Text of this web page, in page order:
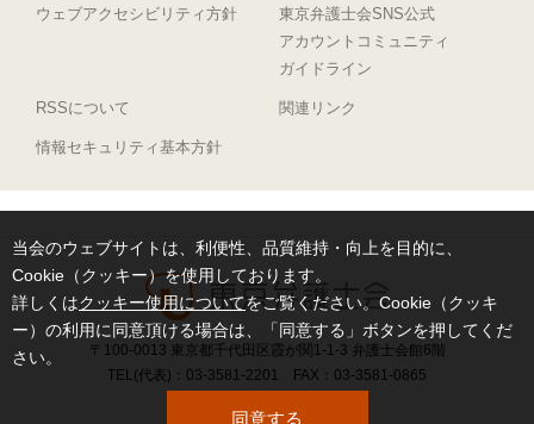
当会のウェブサイトは、利便性、品質維持・向上を目的に、
Cookie（クッキー）を使用しております。
詳しくはクッキー使用についてをご覧ください。Cookie（クッキ
ー）の利用に同意頂ける場合は、「同意する」ボタンを押してくだ
さい。
同意する
ウェブアクセシビリティ方針
東京弁護士会SNS公式
アカウントコミュニティ
ガイドライン
RSSについて 関連リンク
情報セキュリティ基本方針
〒100-0013 東京都千代田区霞が関1-1-3 弁護士会館6階
TEL(代表)：03-3581-2201 FAX：03-3581-0865